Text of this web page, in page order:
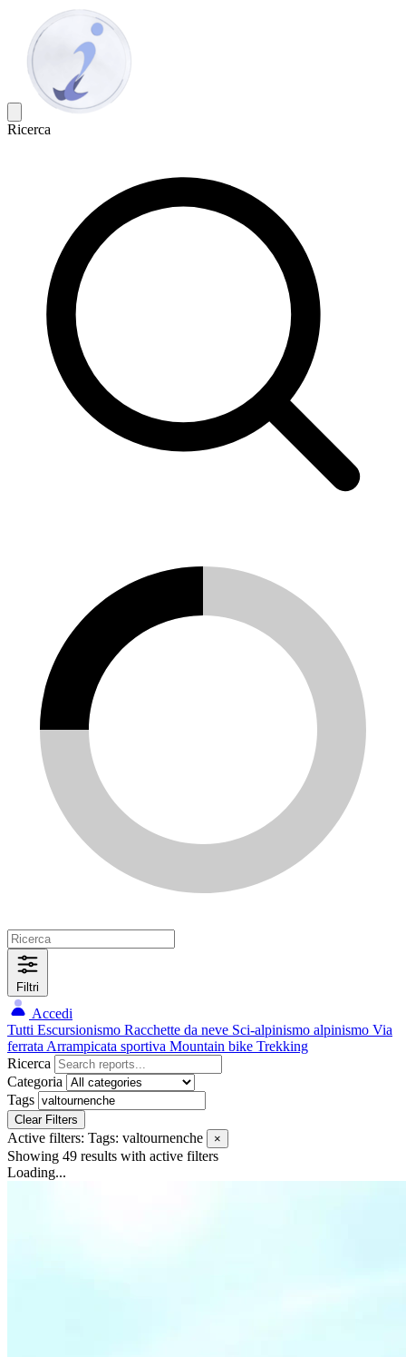
Ricerca
Filtri
Accedi
Tutti Escursionismo Racchette da neve Sci-alpinismo alpinismo Via
ferrata Arrampicata sportiva Mountain bike Trekking
Ricerca
Categoria
Tags
Clear Filters
Active filters: Tags: valtournenche ×
Showing 49 results with active filters
Loading...